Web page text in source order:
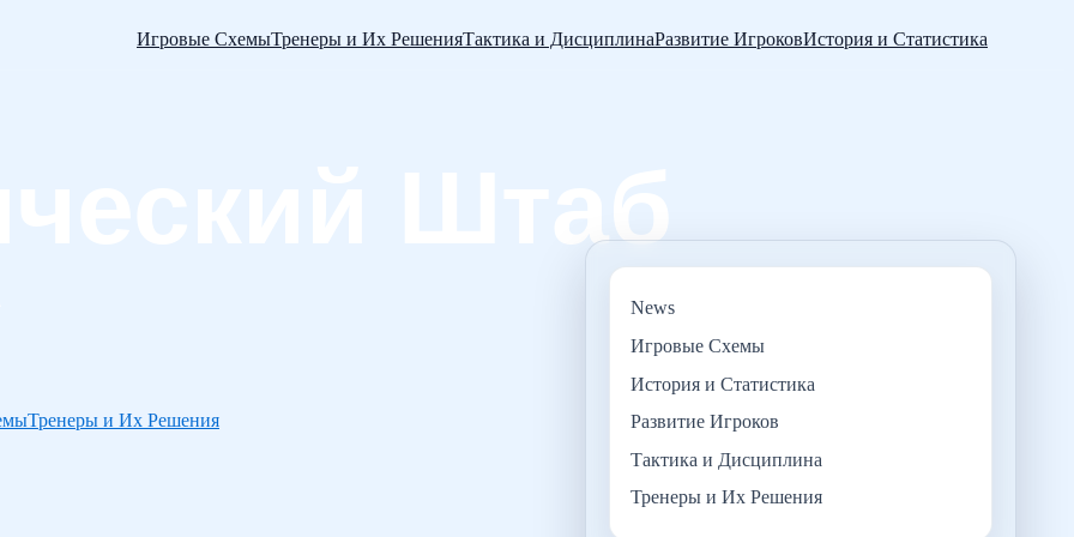
Игровые СхемыТренеры и Их РешенияТактика и ДисциплинаРазвитие ИгроковИстория и Статистика
Тренеры и Их Решения
News
Игровые Схемы
История и Статистика
Развитие Игроков
Тактика и Дисциплина
Тренеры и Их Решения